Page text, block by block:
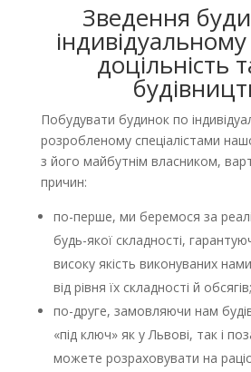
Зведення
доцільність
Побудувати будинок по
розробленому спеціалістами
з його майбутнім власником,
причин:
по-перше, ми беремося за
будь-якої складності,
високу якість виконуваних
від рівня їх складності й обсягів;
по-друге, замовляючи нам
«під ключ» як у Львові, так і
можете розраховувати на